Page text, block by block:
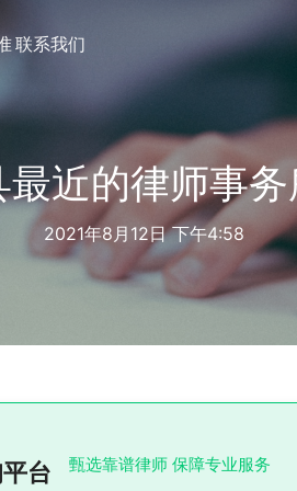
联系我们
近的律师事
2021年8月12日 下午4:58
台 甄选靠谱律师 保障专业服务